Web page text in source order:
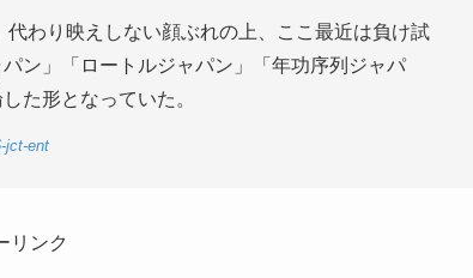
わり映えしない顔ぶれの上、ここ最近は負け試
ン」「ロートルジャパン」「年功序列ジャパ
た形となっていた。
jct-ent
リンク